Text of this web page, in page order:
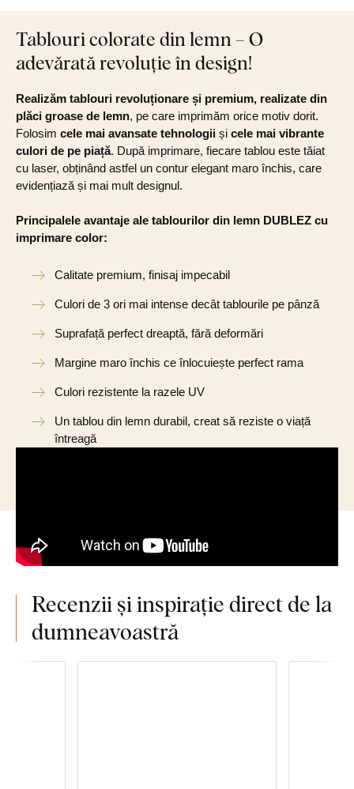
Tablouri colorate din lemn – O
adevărată revoluție în design!
Realizăm tablouri revoluționare și premium, realizate din
plăci groase de lemn, pe care imprimăm orice motiv dorit.
Folosim cele mai avansate tehnologii și cele mai vibrante
culori de pe piață. După imprimare, fiecare tablou este tăiat
cu laser, obținând astfel un contur elegant maro închis, care
evidențiază și mai mult designul.
Principalele avantaje ale tablourilor din lemn DUBLEZ cu
imprimare color:
Calitate premium, finisaj impecabil
Culori de 3 ori mai intense decât tablourile pe pânză
Suprafață perfect dreaptă, fără deformări
Margine maro închis ce înlocuiește perfect rama
Culori rezistente la razele UV
Un tablou din lemn durabil, creat să reziste o viață
întreagă
Recenzii și inspirație direct de la
dumneavoastră